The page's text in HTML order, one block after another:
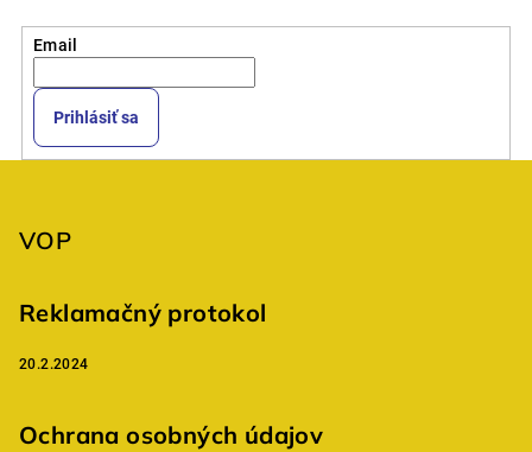
Email
Prihlásiť sa
VOP
Reklamačný protokol
20.2.2024
Ochrana osobných údajov